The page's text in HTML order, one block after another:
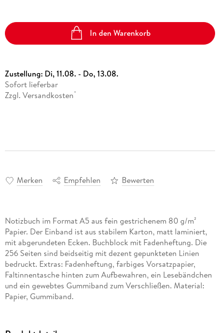
In den Warenkorb
Zustellung: Di, 11.08. - Do, 13.08.
Sofort lieferbar
Zzgl. Versandkosten *
Merken Empfehlen Bewerten
Notizbuch im Format A5 aus fein gestrichenem 80 g/m²
Papier. Der Einband ist aus stabilem Karton, matt laminiert,
mit abgerundeten Ecken. Buchblock mit Fadenheftung. Die
256 Seiten sind beidseitig mit dezent gepunkteten Linien
bedruckt. Extras: Fadenheftung, farbiges Vorsatzpapier,
Faltinnentasche hinten zum Aufbewahren, ein Lesebändchen
und ein gewebtes Gummiband zum Verschließen. Material:
Papier, Gummiband.